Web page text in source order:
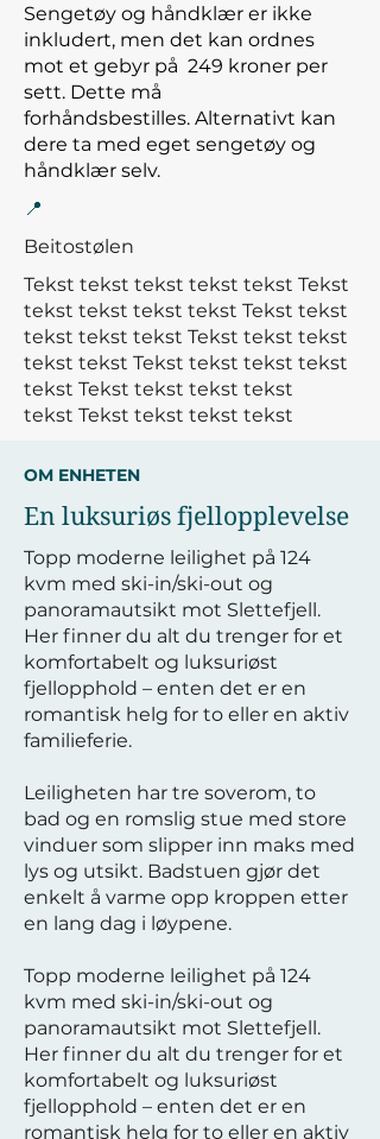
Sengetøy og håndklær er ikke
inkludert, men det kan ordnes
mot et gebyr på 249 kroner per
sett. Dette må
forhåndsbestilles. Alternativt kan
dere ta med eget sengetøy og
håndklær selv.
📍
Beitostølen
Tekst tekst tekst tekst tekst Tekst
tekst tekst tekst tekst Tekst tekst
tekst tekst tekst Tekst tekst tekst
tekst tekst Tekst tekst tekst tekst
tekst Tekst tekst tekst tekst
tekst Tekst tekst tekst tekst
OM ENHETEN
En luksuriøs fjellopplevelse
Topp moderne leilighet på 124
kvm med ski-in/ski-out og
panoramautsikt mot Slettefjell.
Her finner du alt du trenger for et
komfortabelt og luksuriøst
fjellopphold – enten det er en
romantisk helg for to eller en aktiv
familieferie.
Leiligheten har tre soverom, to
bad og en romslig stue med store
vinduer som slipper inn maks med
lys og utsikt. Badstuen gjør det
enkelt å varme opp kroppen etter
en lang dag i løypene.
Topp moderne leilighet på 124
kvm med ski-in/ski-out og
panoramautsikt mot Slettefjell.
Her finner du alt du trenger for et
komfortabelt og luksuriøst
fjellopphold – enten det er en
romantisk helg for to eller en aktiv